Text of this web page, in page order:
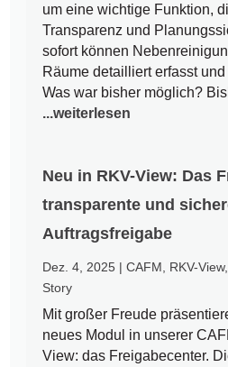
um eine wichtige Funktion,
Transparenz und
sofort können
Räume detailliert erfasst
Was war bisher möglich?
...weiterlesen
Neu in RKV-View: Das
transparente und
Auftragsfreigabe
Dez. 4, 2025 |CAFM RKV-View,
Story
Mit großer Freude
neues Modul in unserer
View: das Freigabecenter.